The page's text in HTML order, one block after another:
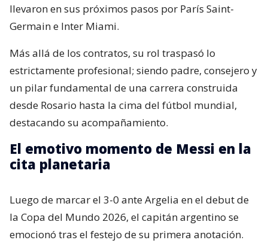
llevaron en sus próximos pasos por París Saint-
Germain e Inter Miami.
Más allá de los contratos, su rol traspasó lo
estrictamente profesional; siendo padre, consejero y
un pilar fundamental de una carrera construida
desde Rosario hasta la cima del fútbol mundial,
destacando su acompañamiento.
El emotivo momento de Messi en la
cita planetaria
Luego de marcar el 3-0 ante Argelia en el debut de
la Copa del Mundo 2026, el capitán argentino se
emocionó tras el festejo de su primera anotación.